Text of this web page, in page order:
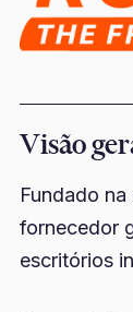
Visão
Fundado
fornecedor
escritórios